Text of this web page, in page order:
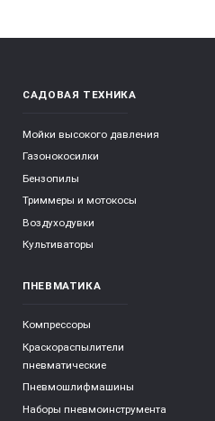
САДОВАЯ ТЕХНИКА
Мойки высокого давления
Газонокосилки
Бензопилы
Триммеры и мотокосы
Воздуходувки
Культиваторы
ПНЕВМАТИКА
Компрессоры
Краскораспылители
пневматические
Пневмошлифмашины
Наборы пневмоинструмента